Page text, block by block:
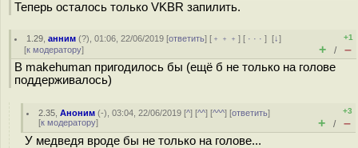
Теперь осталось только VKBR запилить.
1.29 ,анним (?), 01:06, 22/06/2019 [ответить] [ ﹢﹢﹢] [ · · ·][↓]
[к модератору]
+1
+ / –
В makehuman пригодилось бы (ещё б не только на голове
поддерживалось)
2.35 ,Аноним (-), 03:04, 22/06/2019 [^] [^^] [^^^] [ответить]
[к модератору]
+3
+ / –
У медведя вроде бы не только на голове...